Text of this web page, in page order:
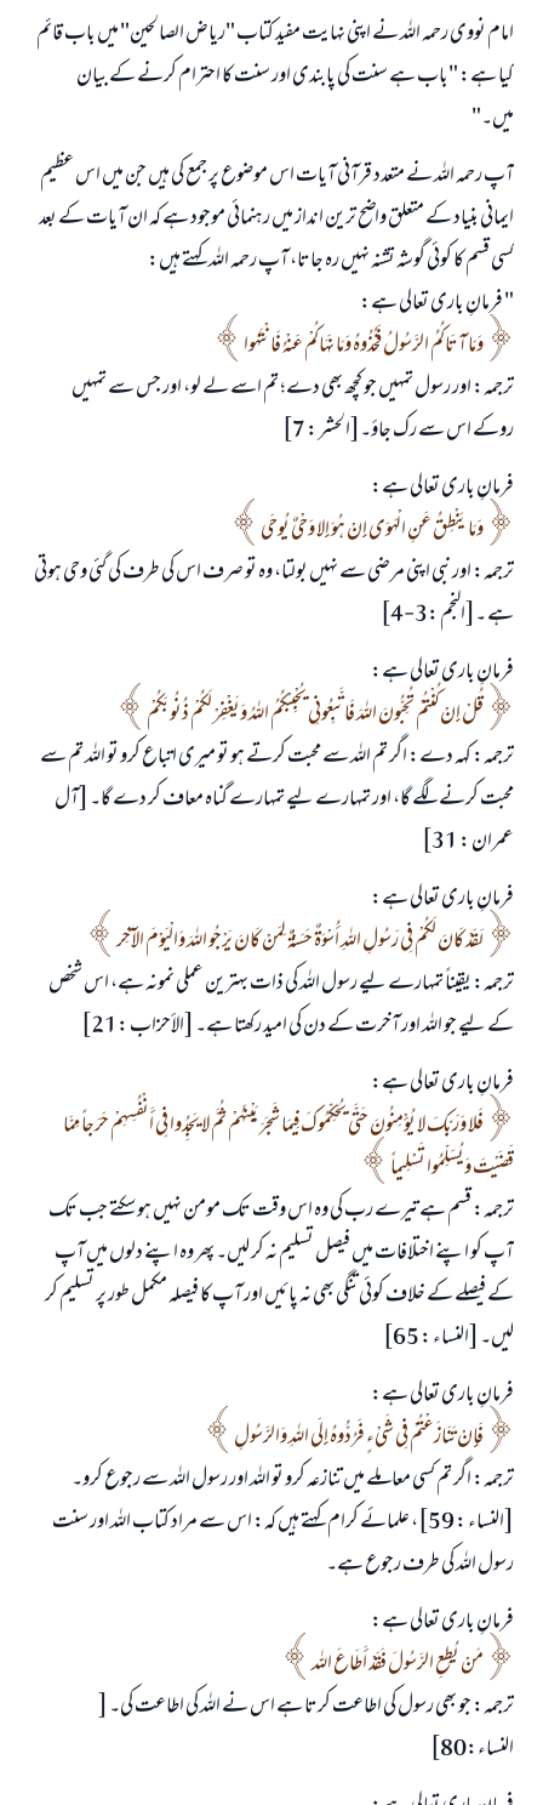
امام نووی رحمہ اللہ نے اپنی نہایت مفید کتاب "ریاض الصالحین" میں باب قائم
کیا ہے: "باب ہے سنت کی پابندی اور سنت کا احترام کرنے کے بیان
میں۔"
آپ رحمہ اللہ نے متعدد قرآنی آیات اس موضوع پر جمع کی ہیں جن میں اس عظیم
ایمانی بنیاد کے متعلق واضح ترین انداز میں رہنمائی موجود ہے کہ ان آیات کے بعد
کسی قسم کا کوئی گوشہ تشنہ نہیں رہ جاتا، آپ رحمہ اللہ کہتے ہیں:
" فرمانِ باری تعالی ہے:
وَمَا آتَاكُمُ الرَّسُولُ فَخُذُوهُ وَمَا نَهَاكُمْ عَنْهُ فَانْتَهُوا
ترجمہ: اور رسول تمہیں جو کچھ بھی دے؛ تم اسے لے لو، اور جس سے تمہیں
روکے اس سے رک جاؤ۔[الحشر : 7]
فرمانِ باری تعالی ہے:
وَمَا يَنْطِقُ عَنِ الْهَوَى إِنْ هُوَ إِلا وَحْيٌ يُوحَى
ترجمہ: اور نبی اپنی مرضی سے نہیں بولتا، وہ تو صرف اس کی طرف کی گئی وحی ہوتی
ہے ۔[النجم :3-4]
فرمانِ باری تعالی ہے:
قُلْ إِنْ كُنْتُمْ تُحِبُّونَ اللهَ فَاتَّبِعُونِي يُحْبِبْكُمُ اللهُ وَيَغْفِرْ لَكُمْ ذُنُوبَكُمْ
ترجمہ: کہہ دے: اگر تم اللہ سے محبت کرتے ہو تو میری اتباع کرو تو اللہ تم سے
محبت کرنے لگے گا، اور تمہارے لیے تمہارے گناہ معاف کر دے گا۔ [آل
عمران : 31]
فرمانِ باری تعالی ہے:
لَقَدْ كَانَ لَكُمْ فِي رَسُولِ اللهِ أُسْوَةٌ حَسَنَةٌ لِمَنْ كَانَ يَرْجُو اللهَ وَالْيَوْمَ الآخِر
ترجمہ: یقیناً تمہارے لیے رسول اللہ کی ذات بہترین عملی نمونہ ہے، اس شخص
کے لیے جو اللہ اور آخرت کے دن کی امید رکھتا ہے۔ [الأحزاب :21]
فرمانِ باری تعالی ہے:
فَلا وَرَبِّكَ لا يُؤْمِنُونَ حَتَّى يُحَكِّمُوكَ فِيمَا شَجَرَ بَيْنَهُمْ ثُمَّ لا يَجِدُوا فِي أَنْفُسِهِمْ حَرَجاً مِمَّا
قَضَيْتَ وَيُسَلِّمُوا تَسْلِيماً
ترجمہ: قسم ہے تیرے رب کی وہ اس وقت تک مومن نہیں ہو سکتے جب تک
آپ کو اپنے اختلافات میں فیصل تسلیم نہ کر لیں۔ پھر وہ اپنے دلوں میں آپ
کے فیصلے کے خلاف کوئی تنگی بھی نہ پائیں اور آپ کا فیصلہ مکمل طور پر تسلیم کر
لیں۔ [النساء : 65]
فرمانِ باری تعالی ہے:
فَإِنْ تَنَازَعْتُمْ فِي شَيْءٍ فَرُدُّوهُ إِلَى اللهِ وَالرَّسُولِ
ترجمہ: اگر تم کسی معاملے میں تنازعہ کرو تو اللہ اور رسول اللہ سے رجوع کرو۔
[النساء : 59]، علمائے کرام کہتے ہیں کہ: اس سے مراد کتاب اللہ اور سنت
رسول اللہ کی طرف رجوع ہے۔
فرمانِ باری تعالی ہے:
مَنْ يُطِعِ الرَّسُولَ فَقَدْ أَطَاعَ الله
ترجمہ: جو بھی رسول کی اطاعت کرتا ہے اس نے اللہ کی اطاعت کی۔ [
النساء:80]